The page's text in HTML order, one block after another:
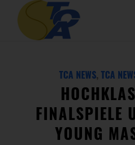
TCA NEWS, TCA
FINALSPIELE
YOUNG